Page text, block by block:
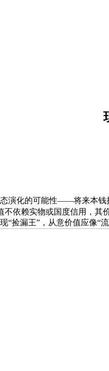
化的可能性——将来本钱抢
不依赖实物或国度信用，其
“捡漏王”，从意价值应像“